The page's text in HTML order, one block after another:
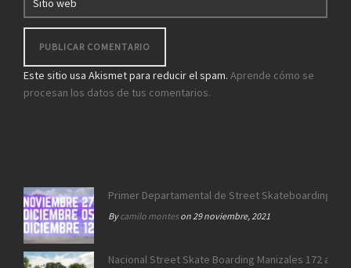
Este sitio usa Akismet para reducir el spam. Aprende cómo se
procesan los datos de tus comentarios.
Primer Departamental de Street Skateboarding de
Bycamilo monteson 29 noviembre, 2021
Nacional Street Skate Boarding Manizales 172 años